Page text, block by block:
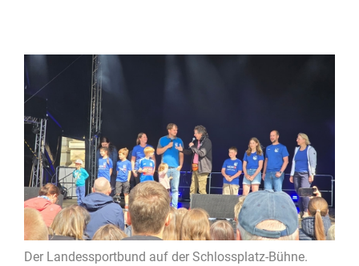
Der Landessportbund auf der Schlossplatz-Bühne.